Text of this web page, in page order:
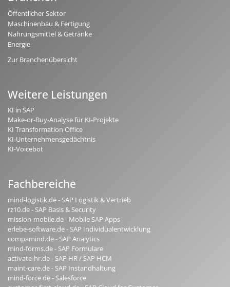
Öffentlicher Sektor
Maschinenbau & Fertigung
Nahrungsmittel & Getränke
Energie
Zur Branchenübersicht
Weitere Leistungen
KI in SAP
Make-or-Buy-Analyse für KI-Projekte
KI Transformation Office
KI-Unternehmensgedächtnis
KI-Voicebot
Fachbereiche
mind-logistik.de - SAP Logistik & Vertrieb
rz10.de - SAP Basis & Security
mission-mobile.de - Mobile SAP Apps
erlebe-software.de - SAP Individualentwicklung
compamind.de - SAP Analytics
mind-forms.de - SAP Formulare
activate-hr.de - SAP HR / SAP HCM
maint-care.de - SAP Instandhaltung
mind-force.de - Salesforce